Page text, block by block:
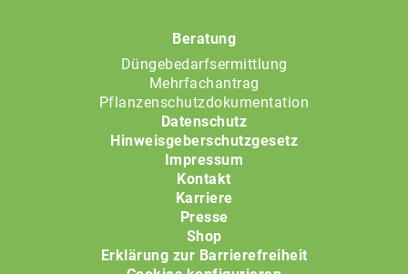
Beratung
Düngebedarfsermittlung
Mehrfachantrag
Pflanzenschutzdokumentation
Datenschutz
Hinweisgeberschutzgesetz
Impressum
Kontakt
Karriere
Presse
Shop
Erklärung zur Barrierefreiheit